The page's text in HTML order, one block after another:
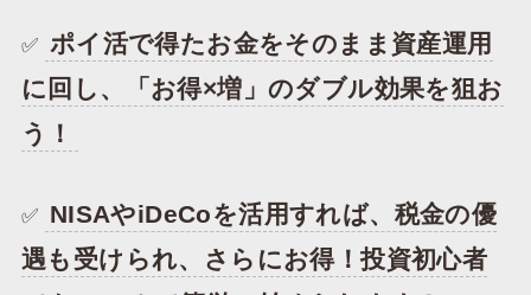
✅ ポイ活で得たお金をそのまま資産運用
に回し、「お得×増」のダブル効果を狙お
う！
✅ NISAやiDeCoを活用すれば、税金の優
遇も受けられ、さらにお得！投資初心者